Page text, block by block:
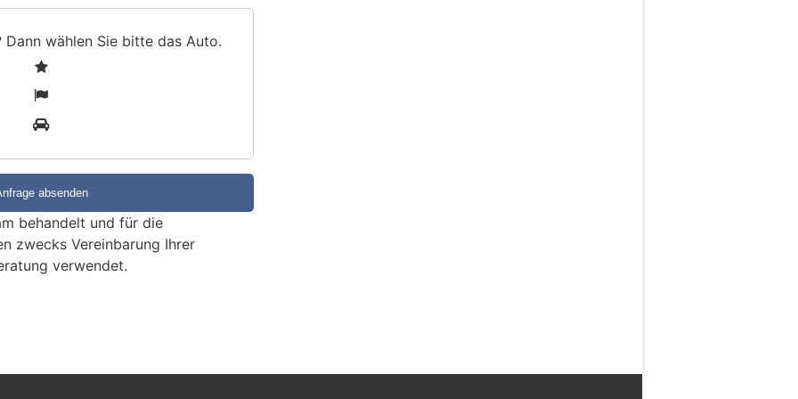
Dann wählen Sie bitte das Auto.
behandelt und für die
zwecks Vereinbarung Ihrer
verwendet.